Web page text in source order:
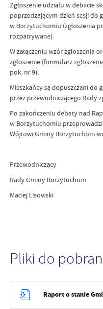
Zgłoszenie udziału w debacie
poprzedzającym dzień sesji do
w Borzytuchomiu (zgłoszenia
rozpatrywane).
W załączeniu wzór zgłoszenia
zgłoszenie (formularz
pok. nr 9).
Mieszkańcy są dopuszczani do
przez przewodniczącego Rady
Po zakończeniu debaty nad
w Borzytuchomiu
Wójtowi Gminy Borzytuchom
Przewodniczący
Rady Gminy Borzytuchom
Maciej Lisowski
Pliki do
Raport o stanie